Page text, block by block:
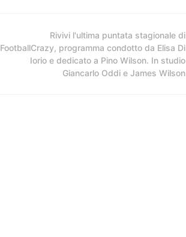
Rivivi l'ultima puntata stagionale di
FootballCrazy, programma condotto da Elisa Di
Iorio e dedicato a Pino Wilson. In studio
Giancarlo Oddi e James Wilson